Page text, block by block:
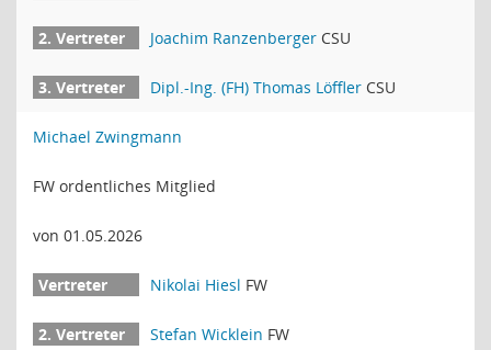
Joachim Ranzenberger CSU
Dipl.-Ing. (FH) Thomas Löffler CSU
Michael Zwingmann
FW ordentliches Mitglied
von 01.05.2026
Nikolai Hiesl FW
Stefan Wicklein FW